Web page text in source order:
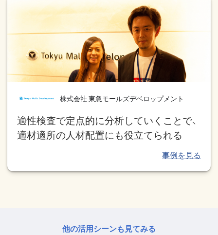
株式会社 東急モールズデベロップメント
適性検査で定点的に分析していくことで、
適材適所の人材配置にも役立てられる
他の活用シーンも見てみる